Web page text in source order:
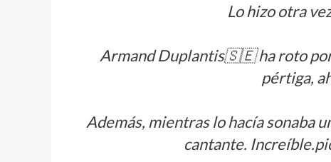
Lo hizo otra
Armand Duplantis🇸🇪 ha roto por
pértiga,
Además, mientras lo hacía sonaba
cantante. Increíble.